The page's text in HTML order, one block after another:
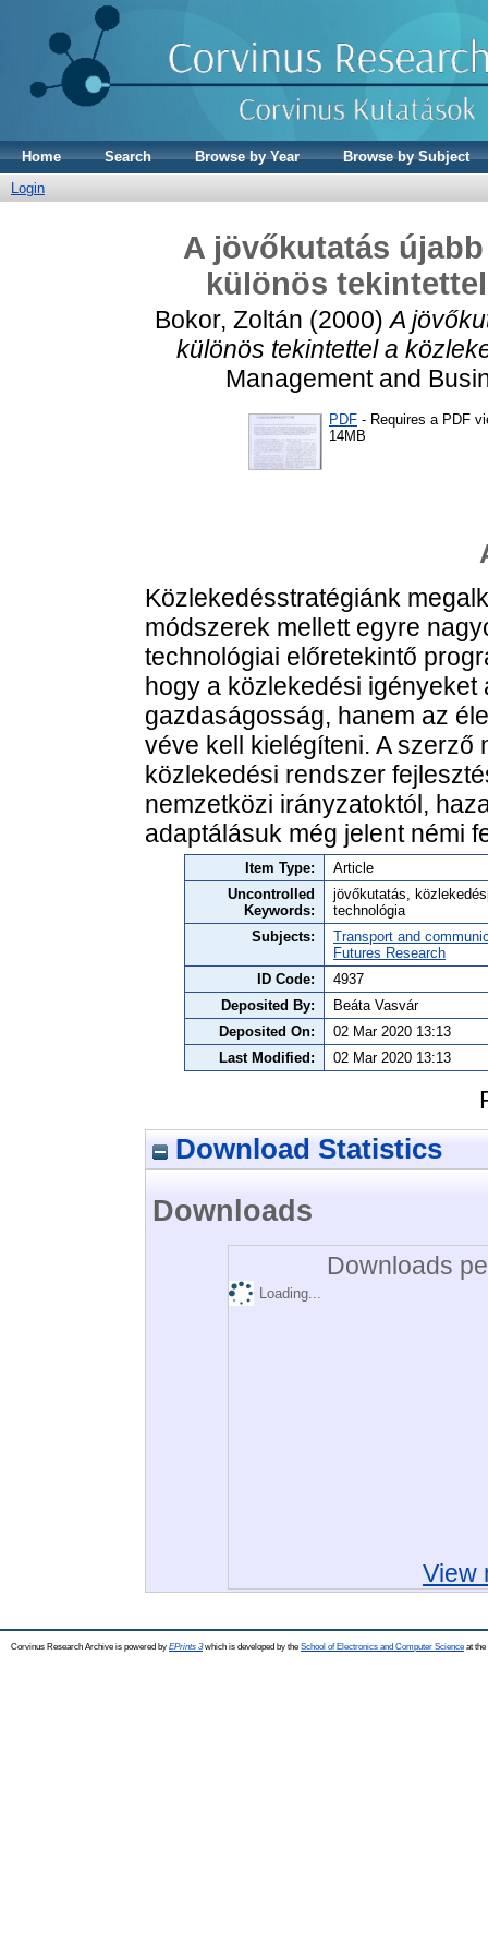
Home Search Browse by Year
Browse by Subject
Login
A jövőkutatás
különös
Bokor, Zoltán (2000)A
különös tekintettel a
Management and
PDF - Requires a PDF
14MB
Közlekedésstratégiánk
módszerek mellett egyre
technológiai előretekintő
hogy a közlekedési
gazdaságosság, hanem az
véve kell kielégíteni. A szerző
közlekedési rendszer
nemzetközi irányzatoktól,
adaptálásuk még jelent némi
Item Type:
Article
Uncontrolled
Keywords:
jövőkutatás,
technológia
Subjects:
Transport and
Futures Research
ID Code:
4937
Deposited By:
Beáta Vasvár
Deposited On:
02 Mar 2020 13:13
Last Modified:
02 Mar 2020 13:13
Download Statistics
Downloads
Downloads
Loading...
View
Corvinus Research Archive is powered by EPrints 3which is developed by the School of Electronics and Computer Science at